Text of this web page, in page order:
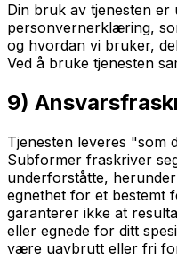
Din bruk av tjenesten er
personvernerklæring,
og hvordan vi bruker,
Ved å bruke tjenesten
9)
Tjenesten leveres "som
Subformer fraskriver
underforståtte,
egnethet for et bestemt
garanterer ikke at
eller egnede for ditt
være uavbrutt eller fri